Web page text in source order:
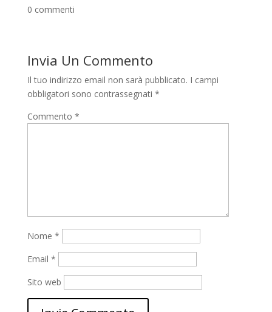
0 commenti
Invia Un Commento
Il tuo indirizzo email non sarà pubblicato. I campi
obbligatori sono contrassegnati *
Commento *
Nome *
Email *
Sito web